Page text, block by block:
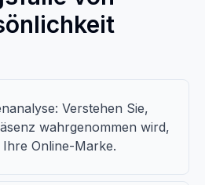
Verstehen Sie,
wahrgenommen wird,
Online-Marke.